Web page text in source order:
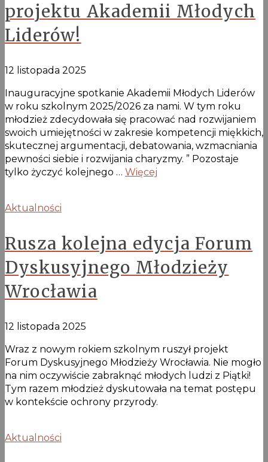
projektu Akademii Młodych
Liderów!
12 listopada 2025
Inauguracyjne spotkanie Akademii Młodych Liderów
w roku szkolnym 2025/2026 za nami. W tym roku
młodzież zdecydowała się pracować nad rozwijaniem
swoich umiejętności w zakresie kompetencji miękkich,
skutecznej argumentacji, debatowania, wzmacniania
pewności siebie i rozwijania charyzmy. ” Pozostaje
tylko życzyć kolejnego … Więcej
Aktualności
Rusza kolejna edycja Forum
Dyskusyjnego Młodzieży
Wrocławia
12 listopada 2025
Wraz z nowym rokiem szkolnym ruszył projekt
Forum Dyskusyjnego Młodzieży Wrocławia. Nie mogło
na nim oczywiście zabraknąć młodych ludzi z Piątki!
Tym razem młodzież dyskutowała na temat postępu
w kontekście ochrony przyrody.
Aktualności